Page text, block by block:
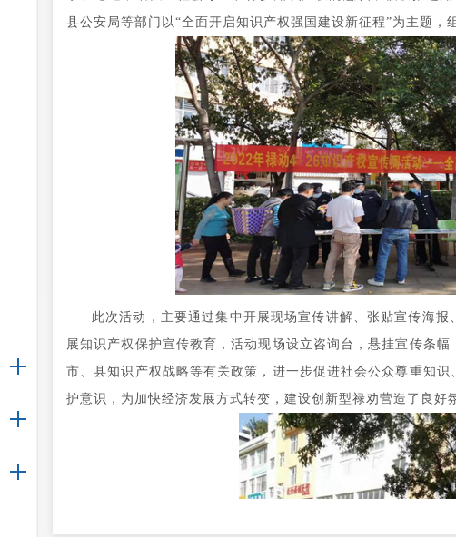
县公安局等部门以“全面开启知识产权强国建设新征程”为主题，
此次活动，主要通过集中开展现场宣传讲解、张贴宣传海
展知识产权保护宣传教育，活动现场设立咨询台，悬挂宣传条幅
市、县知识产权战略等有关政策，进一步促进社会公众尊重知
护意识，为加快经济发展方式转变，建设创新型禄劝营造了良好